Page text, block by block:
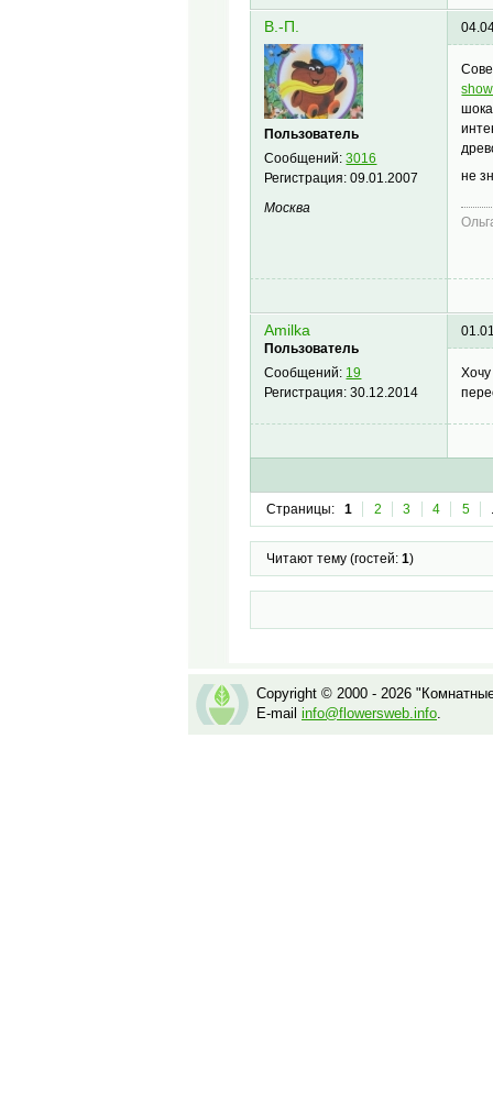
В.-П.
Пользователь
Сообщений:3016
Регистрация:09.01.2007
Москва
не
Amilka
Пользователь
Сообщений: 19
Регистрация:30.12.2014
Страницы: 1 2 3 4 5
Читают тему (гостей: 1)
Copyright © 2000 - 2026
E-mail info@flowersweb.info.